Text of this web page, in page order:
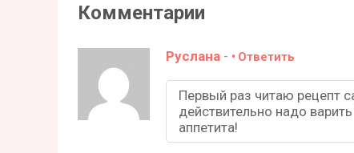
Комментарии
Руслана - Ответить
Первый раз читаю рецепт
действительно надо
аппетита!